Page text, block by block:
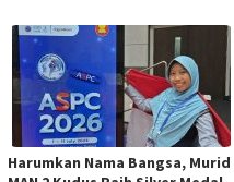
Harumkan Nama Bangsa, Murid